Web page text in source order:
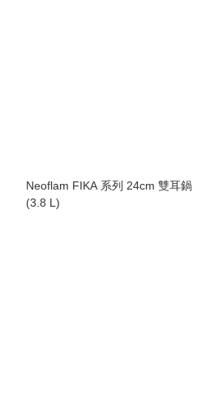
Neoflam FIKA 系列 24cm 雙耳鍋
(3.8 L)